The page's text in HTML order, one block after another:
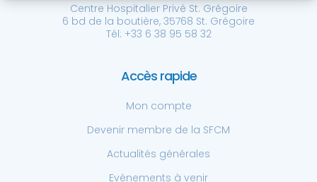
Centre Hospitalier Privé St. Grégoire
6 bd de la boutière, 35768 St. Grégoire
Tél: +33 6 38 95 58 32
Accès rapide
Mon compte
Devenir membre de la SFCM
Actualités générales
Evénements à venir